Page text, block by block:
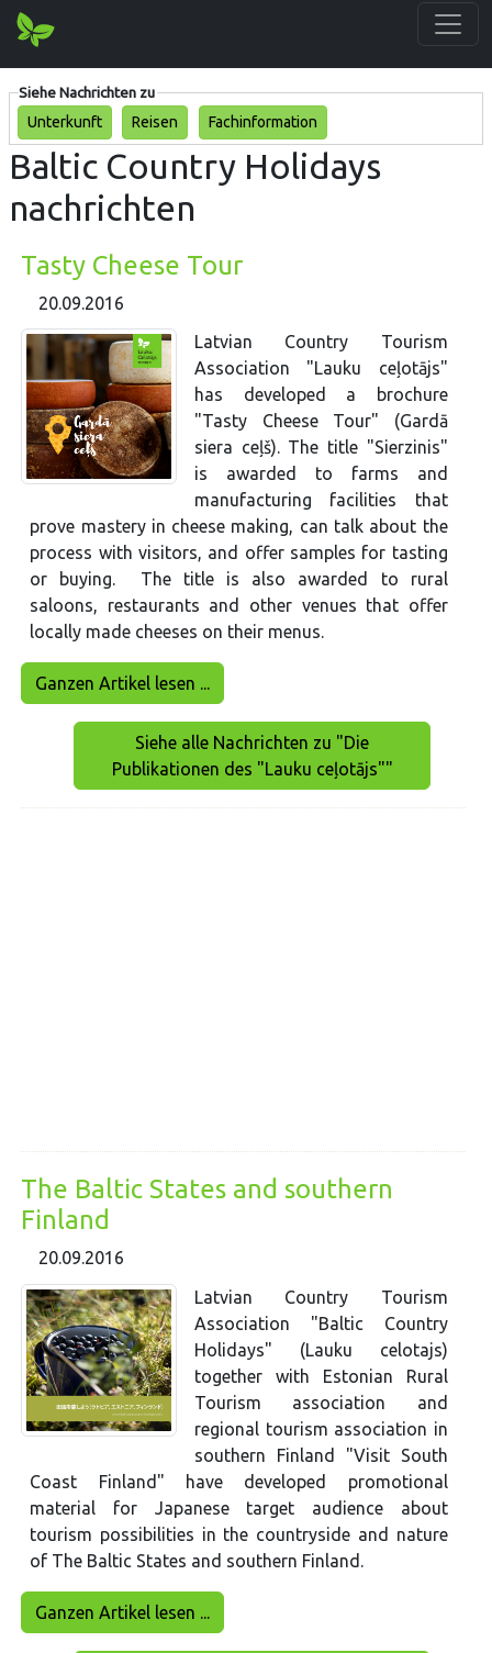
Siehe Nachrichten zu
Unterkunft
Reisen Fachinformation
Baltic Country Holidays
nachrichten
Tasty Cheese Tour
20.09.2016
Latvian Country Tourism
Association "Lauku ceļotājs"
has developed a brochure
"Tasty Cheese Tour" (Gardā
siera ceļš). The title "Sierzinis"
is awarded to farms and
manufacturing facilities that
prove mastery in cheese making, can talk about the
process with visitors, and offer samples for tasting
or buying. The title is also awarded to rural
saloons, restaurants and other venues that offer
locally made cheeses on their menus.
Ganzen Artikel lesen ...
Siehe alle Nachrichten zu "Die
Publikationen des "Lauku ceļotājs""
The Baltic States and southern
Finland
20.09.2016
Latvian Country Tourism
Association "Baltic Country
Holidays" (Lauku celotajs)
together with Estonian Rural
Tourism association and
regional tourism association in
southern Finland "Visit South
Coast Finland" have developed promotional
material for Japanese target audience about
tourism possibilities in the countryside and nature
of The Baltic States and southern Finland.
Ganzen Artikel lesen ...